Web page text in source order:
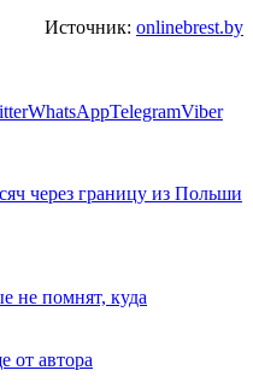
Источник: onlinebrest.by
WhatsAppTelegramViber
через границу из Польши
не помнят, куда
от автора